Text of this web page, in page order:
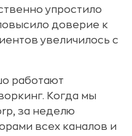
упростило
доверие к
увеличилось с
работают
Когда мы
за неделю
всех каналов и